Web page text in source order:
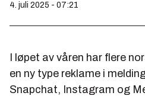
4. juli 2025 - 07:21
I løpet av våren har flere
en ny type reklame i
Snapchat, Instagram og